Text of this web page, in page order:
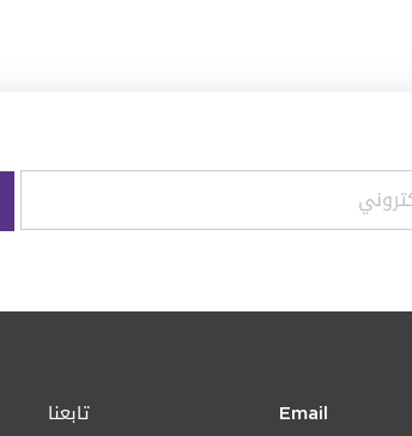
Email تابعنا